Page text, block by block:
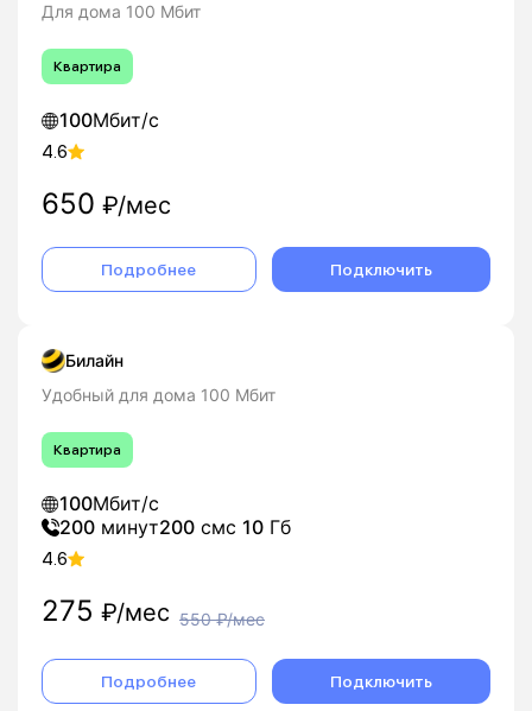
Для дома 100 Мбит
Квартира
100Мбит/с
4.6
650 ₽/мес
Подробнее Подключить
Билайн
Удобный для дома 100 Мбит
Квартира
100Мбит/с
200 минут200 смс 10 Гб
4.6
275 ₽/мес 550₽/мес
Подробнее Подключить